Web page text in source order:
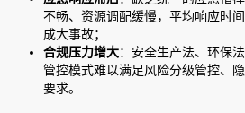
不畅、资源调配缓慢，平均响应时
成大事故；
合规压力增大：安全生产法、环保
管控模式难以满足风险分级管控、
要求。